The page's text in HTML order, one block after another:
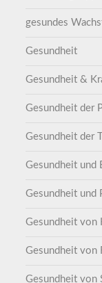
gesundes
Gesundheit
Gesundheit &
Gesundheit der
Gesundheit der
Gesundheit und
Gesundheit und
Gesundheit von
Gesundheit von
Gesundheit von